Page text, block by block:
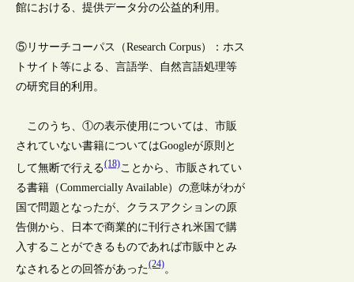
館における、提供データ分の公益的利用。
⑤リサーチコーパス（Research Corpus）：ホス
トサイト等による、言語学、自然言語処理等
の研究目的利用。
このうち、①の表示使用については、市販
されていない書籍についてはGoogleが原則と
して無断で行える(18)ことから、市販されてい
る書籍（Commercially Available）の意味がわが
国で問題となったが、クラスアクションの原
告側から、日本で商業的に刊行され米国で購
入することができるものであれば市販中とみ
なされるとの回答があった(24)。